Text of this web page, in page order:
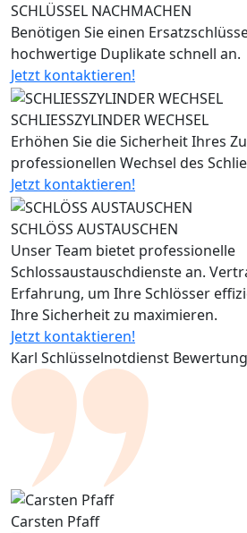
SCHLÜSSEL NACHMACHEN
Benötigen Sie einen
hochwertige Duplikate schnell an.
Jetzt kontaktieren!
SCHLIESSZYLINDER WECHSEL
Erhöhen Sie die Sicherheit Ihres
professionellen Wechsel des
Jetzt kontaktieren!
SCHLÖSS AUSTAUSCHEN
Unser Team bietet professionelle
Schlossaustauschdienste an.
Erfahrung, um Ihre Schlösser
Ihre Sicherheit zu maximieren.
Jetzt kontaktieren!
Karl Schlüsselnotdienst
Carsten Pfaff